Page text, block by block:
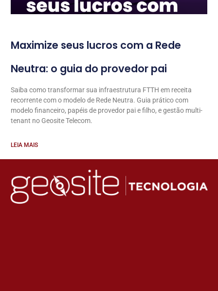
Maximize seus lucros com a Rede
Neutra: o guia do provedor pai
Saiba como transformar sua infraestrutura FTTH em receita
recorrente com o modelo de Rede Neutra. Guia prático com
modelo financeiro, papéis de provedor pai e filho, e gestão multi-
tenant no Geosite Telecom.
LEIA MAIS